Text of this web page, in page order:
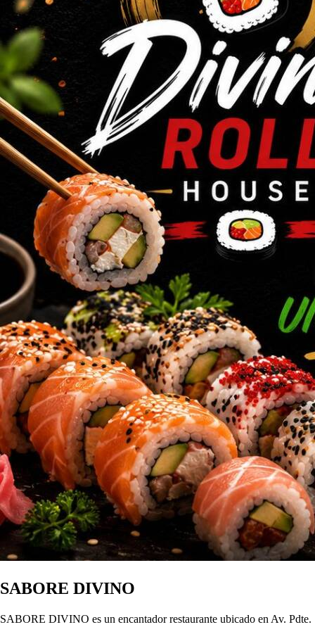
SABORE DIVINO
SABORE DIVINO es un encantador restaurante ubicado en Av. Pdte.